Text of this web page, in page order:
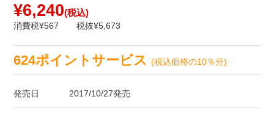
¥6,240(税込)
消費税¥567 税抜¥5,673
624ポイントサービス(税込価格の10％分)
発売日 2017/10/27発売